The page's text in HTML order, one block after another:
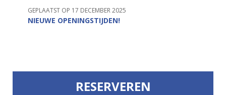
GEPLAATST OP 17 DECEMBER 2025
NIEUWE OPENINGSTIJDEN!
RESERVEREN